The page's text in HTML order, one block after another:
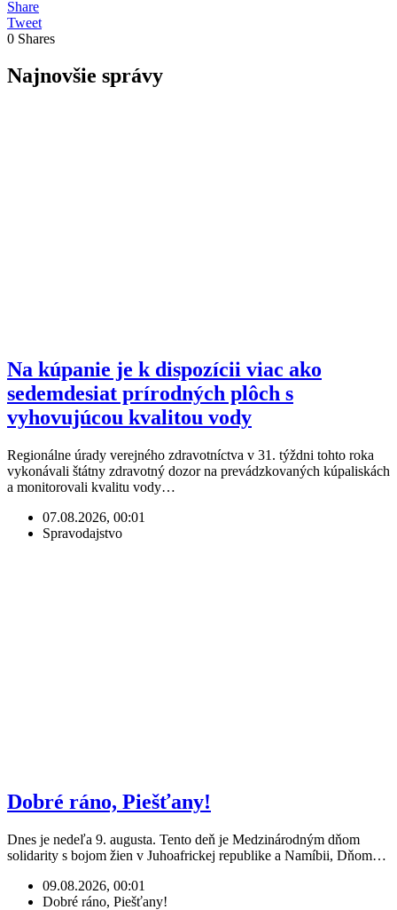
Share
Tweet
0 Shares
Najnovšie správy
Na kúpanie je k dispozícii viac ako
sedemdesiat prírodných plôch s
vyhovujúcou kvalitou vody
Regionálne úrady verejného zdravotníctva v 31. týždni tohto roka
vykonávali štátny zdravotný dozor na prevádzkovaných kúpaliskách
a monitorovali kvalitu vody…
07.08.2026, 00:01
Spravodajstvo
Dobré ráno, Piešťany!
Dnes je nedeľa 9. augusta. Tento deň je Medzinárodným dňom
solidarity s bojom žien v Juhoafrickej republike a Namíbii, Dňom…
09.08.2026, 00:01
Dobré ráno, Piešťany!